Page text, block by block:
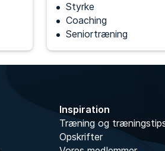
Styrke
Coaching
Seniortræning
Inspiration
Træning og
Opskrifter